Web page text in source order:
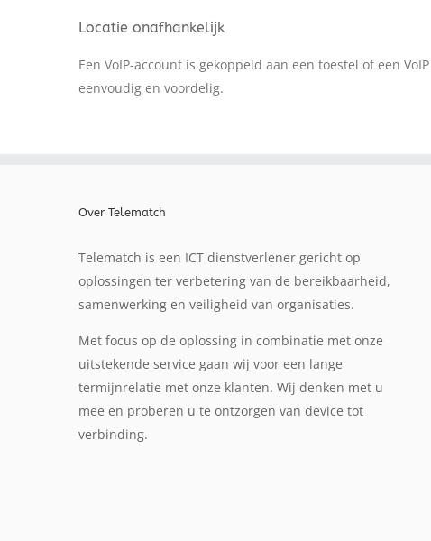
Locatie onafhankelijk
Een VoIP-account is gekoppeld aan een toestel of een
eenvoudig en voordelig.
Over Telematch
Telematch is een ICT dienstverlener gericht op
oplossingen ter verbetering van de bereikbaarheid,
samenwerking en veiligheid van organisaties.
Met focus op de oplossing in combinatie met onze
uitstekende service gaan wij voor een lange
termijnrelatie met onze klanten. Wij denken met u
mee en proberen u te ontzorgen van device tot
verbinding.